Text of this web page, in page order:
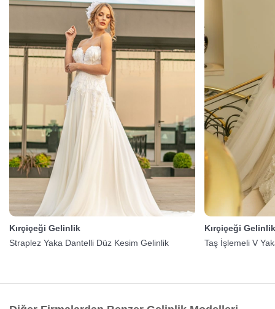
Kırçiçeği Gelinlik
Straplez Yaka Dantelli Düz Kesim Gelinlik
Kırçiçeği
Taş İşlemeli V